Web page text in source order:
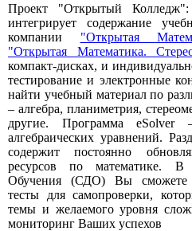
Проект "Открытый Колледж":
интегрирует содержание
компании "Открытая
"Открытая Математика.
компакт-дисках, и
тестирование и электронные
найти учебный материал по
– алгебра, планиметрия,
другие. Программа
алгебраических уравнений.
содержит постоянно
ресурсов по математике. В
Обучения (СДО) Вы сможете
тесты для самопроверки,
темы и желаемого уровня
мониторинг Ваших успехов